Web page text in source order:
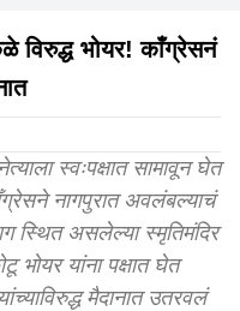
विरुद्ध भोयर! काँग्रेसनं
स्वःपक्षात सामावून घेत
नागपुरात अवलंबल्याचं
स्थित असलेल्या स्मृतिमंदिर
भोयर यांना पक्षात घेत
मैदानात उतरवलं